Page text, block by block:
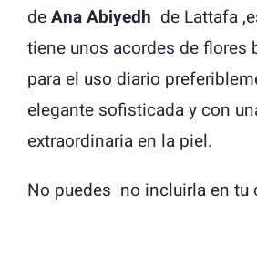
deAna Abiyedh de Lattafa
tiene unos acordes de flores
para el uso diario
elegante sofisticada y con
extraordinaria en la piel.
No puedes no incluirla en tu